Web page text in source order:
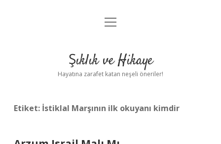
Anasayfa
Yasal Uyarı
menüyü
Şıklık ve Hikaye
Hayatına zarafet katan neşeli öneriler!
Etiket: İstiklal Marşının ilk okuyanı kimdir